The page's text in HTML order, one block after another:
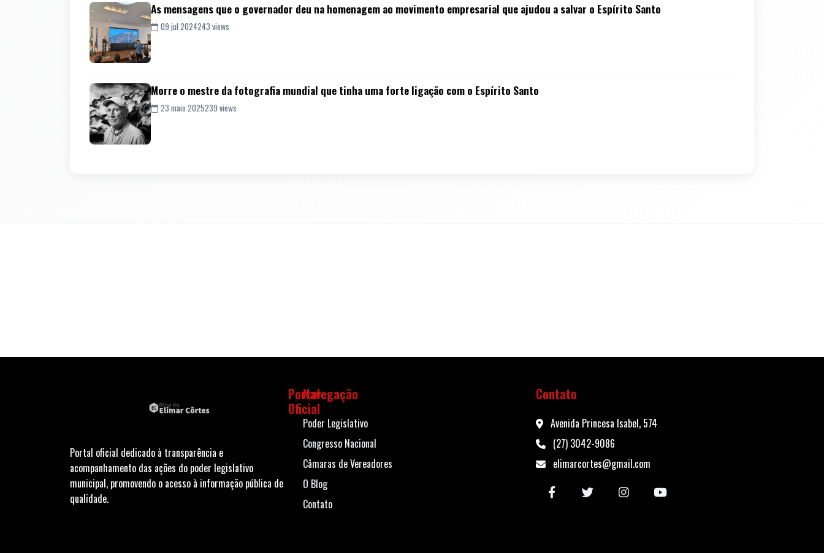
As mensagens que o governador deu na homenagem ao movimento empresarial que ajudou a salvar o Espírito Santo
09 jul 2024243 views
Morre o mestre da fotografia mundial que tinha uma forte ligação com o Espírito Santo
23 maio 2025239 views
Portal
Oficial
Portal oficial dedicado à transparência e
acompanhamento das ações do poder legislativo
municipal, promovendo o acesso à informação pública de
qualidade.
Navegação
Poder Legislativo
Congresso Nacional
Câmaras de Vereadores
O Blog
Contato
Contato
Avenida Princesa Isabel, 574
(27) 3042-9086
elimarcortes@gmail.com